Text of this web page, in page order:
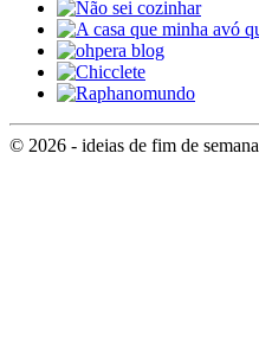
© 2026 - ideias de fim de semana